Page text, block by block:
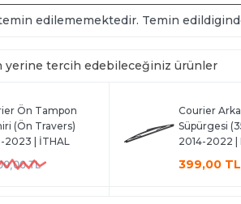
edilememektedir. Temin
yerine tercih edebileceğiniz ürünler
Ön Tampon
(Ön Travers)
2023 | İTHAL
TL
Courier
Süpürgesi
2014-2022 |
399,00 TL